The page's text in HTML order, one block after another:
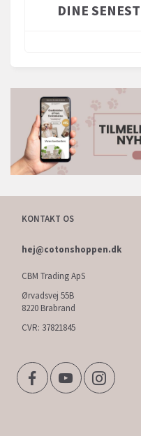
DINE
KONTAKT OS
hej@cotonshoppen.dk
CBM Trading ApS
Ørvadsvej 55B
8220 Brabrand
CVR: 37821845